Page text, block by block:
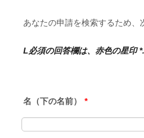
あなたの申請を検索するため、
L必須の回答欄は、赤色の星印
名（下の名前） *